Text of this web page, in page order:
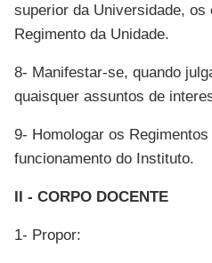
superior da Universidade,
Regimento da Unidade.
8- Manifestar-se, quando
quaisquer assuntos de
9- Homologar os
funcionamento do Instituto.
II - CORPO DOCENTE
1- Propor: